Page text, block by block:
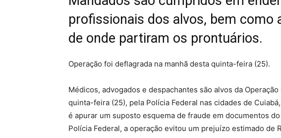
profissionais dos alvos, bem como
de onde partiram os prontuários.
Operação foi deflagrada na manhã desta quinta-feira (25).
Médicos, advogados e despachantes são alvos da
quinta-feira (25), pela Polícia Federal nas cidades de
é apurar um suposto esquema de fraude em documentos
Polícia Federal, a operação evitou um prejuízo estimado de